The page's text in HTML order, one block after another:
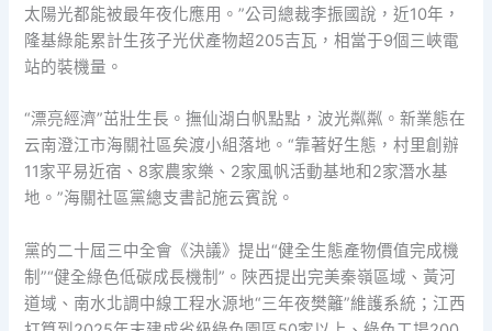
太陽光都能被最年夜化應用。”公司總裁李振國說，近10年，
隆基綠能累計生孩子光伏產物超205吉瓦，相當于9個三峽電
站的裝機量。
“漂亮經濟”茁壯生長。撫仙湖白帆點點，波光粼粼。新業態在
云南澄江市海關社區矣渡小組落地。“靠著好生態，村里創辦
11家平易近宿、8家農家樂、2家風帆活動基地和2家潛水基
地。”海關社區黨總支書記施云賓說。
黨的二十屆三中全會《決議》提出“健全生態產物價值完成機
制”“健全綠色低碳成長機制”。陜西提出完美秦嶺區域、黃河
道域、南水北調中線工程水源地“三年夜樊籬”維護系統；江西